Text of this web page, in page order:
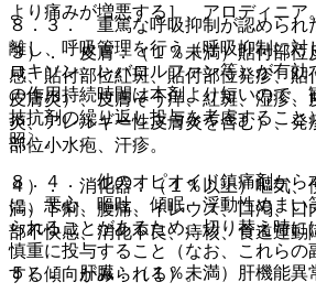
８．３． 重篤な呼吸抑制が認められ
離し、呼吸管理を行う（呼吸抑制に対
ロキソン、レバロルファン等）が有効
の作用持続時間は本剤より短いので、
拮抗剤の繰り返し投与を考慮すること
照〕。
８．４． 他のオピオイド鎮痛剤から
に、悪心、嘔吐、傾眠、浮動性めまい
られることがあるため、切り替え時に
慎重に投与すること（なお、これらの
する傾向がみられる）。
より痛みが増悪する］、アロディニア。
３）． 皮膚：（１％未満）貼付部位
感、貼付部位紅斑、貼付部位発疹、貼
皮膚炎）、皮膚そう痒、紅斑、湿疹、
炎、アレルギー性皮膚炎を含む）、発
部位小水疱、汗疹。
４）． 消化器：（１％以上）嘔気、
満）下痢、腹痛、イレウス、口渇、口
部不快感、消化不良、痔核、食道運動
５）． 肝臓：（１％未満）肝機能異